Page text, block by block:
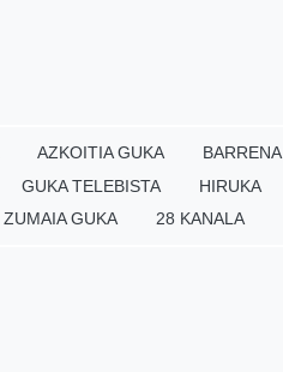
AZKOITIA GUKA
BARRENA
GUKA TELEBISTA
HIRUKA
ZUMAIA GUKA 28 KANALA